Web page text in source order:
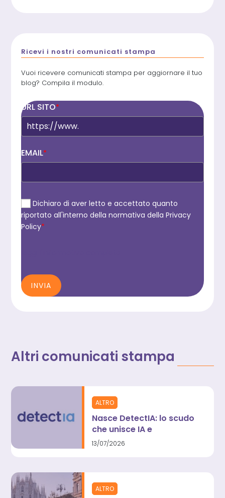
Ricevi i nostri comunicati stampa
Vuoi ricevere comunicati stampa per aggiornare il tuo
blog? Compila il modulo.
URL SITO*
EMAIL*
Dichiaro di aver letto e accettato quanto
riportato all'interno della normativa della Privacy
Policy*
INVIA
Altri comunicati stampa
ALTRO
Nasce DetectIA: lo scudo
che unisce IA e
investigazioni umane
13/07/2026
ALTRO